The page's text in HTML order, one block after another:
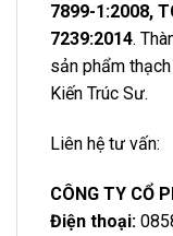
7899-1:2008,
7239:2014.
sản phẩm
Kiến Trúc Sư.
Liên hệ tư vấn:
CÔNG TY CỔ
Điện thoại: